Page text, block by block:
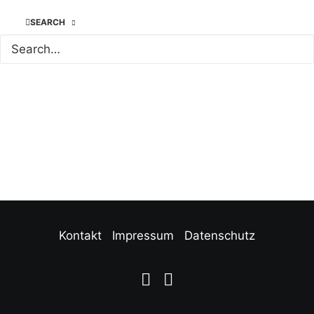
SEARCH Unsere Partner
Kontakt Impressum Datenschutz